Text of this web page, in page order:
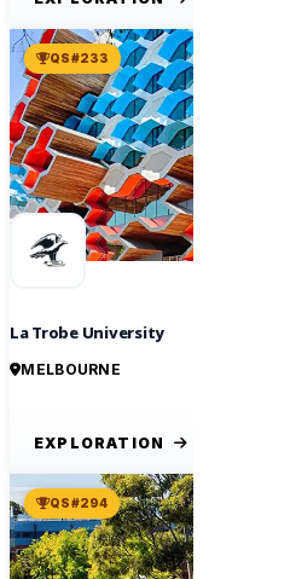
QS #233
La Trobe University
MELBOURNE
EXPLORATION
QS #294